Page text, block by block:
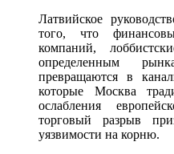
Латвийское
того, что
компаний,
определенным
превращаются в
которые Москва
ослабления
торговый разрыв
уязвимости на корню.